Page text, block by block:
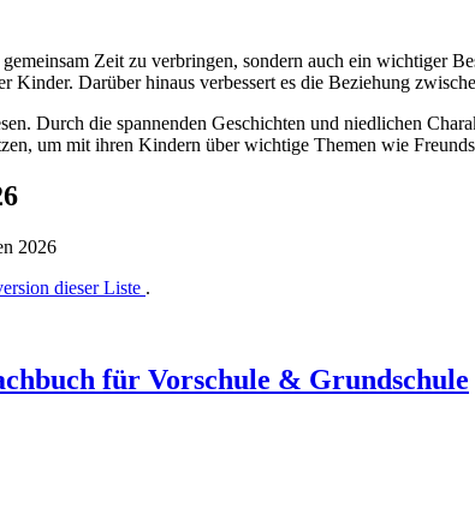
Zeit zu verbringen, sondern auch ein wichtiger
Darüber hinaus verbessert es die Beziehung
Durch die spannenden Geschichten und niedlichen
um mit ihren Kindern über wichtige Themen wie
2026
dieser Liste .
für Vorschule & Grundschule